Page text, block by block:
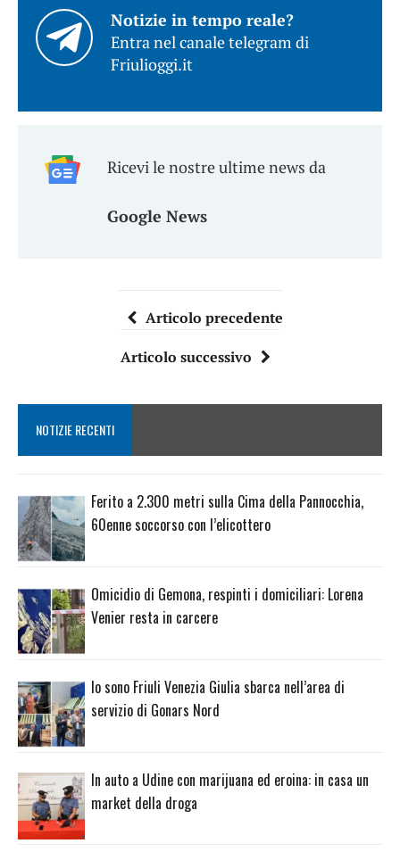
Notizie in tempo reale?
Entra nel canale telegram di
Friulioggi.it
Ricevi le nostre ultime news da
Google News
Articolo precedente
Articolo successivo
NOTIZIE RECENTI
Ferito a 2.300 metri sulla Cima della Pannocchia,
60enne soccorso con l’elicottero
Omicidio di Gemona, respinti i domiciliari: Lorena
Venier resta in carcere
Io sono Friuli Venezia Giulia sbarca nell’area di
servizio di Gonars Nord
In auto a Udine con marijuana ed eroina: in casa un
market della droga